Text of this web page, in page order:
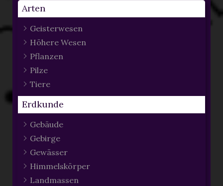
Arten
Geisterwesen
Höhere Wesen
Pflanzen
Pilze
Tiere
Erdkunde
Gebäude
Gebirge
Gewässer
Himmelskörper
Landmassen